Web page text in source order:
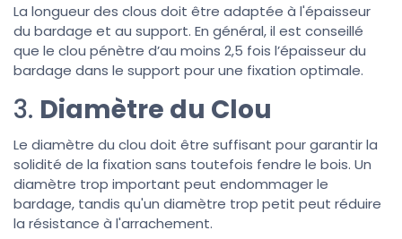
La longueur des clous doit être adaptée à l'épaisseur
du bardage et au support. En général, il est conseillé
que le clou pénètre d’au moins 2,5 fois l’épaisseur du
bardage dans le support pour une fixation optimale.
3. Diamètre du Clou
Le diamètre du clou doit être suffisant pour garantir la
solidité de la fixation sans toutefois fendre le bois. Un
diamètre trop important peut endommager le
bardage, tandis qu'un diamètre trop petit peut réduire
la résistance à l'arrachement.